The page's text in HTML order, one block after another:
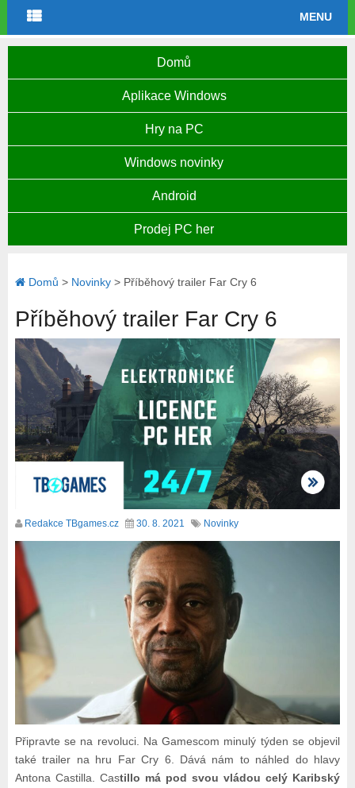
MENU
Domů
Aplikace Windows
Hry na PC
Windows novinky
Android
Prodej PC her
Domů > Novinky> Příběhový trailer Far Cry 6
Příběhový trailer Far Cry 6
Redakce TBgames.cz 30. 8. 2021 Novinky
Připravte se na revoluci. Na Gamescom minulý týden se objevil
také trailer na hru Far Cry 6. Dává nám to náhled do hlavy
Antona Castilla. Castillo má pod svou vládou celý Karibský